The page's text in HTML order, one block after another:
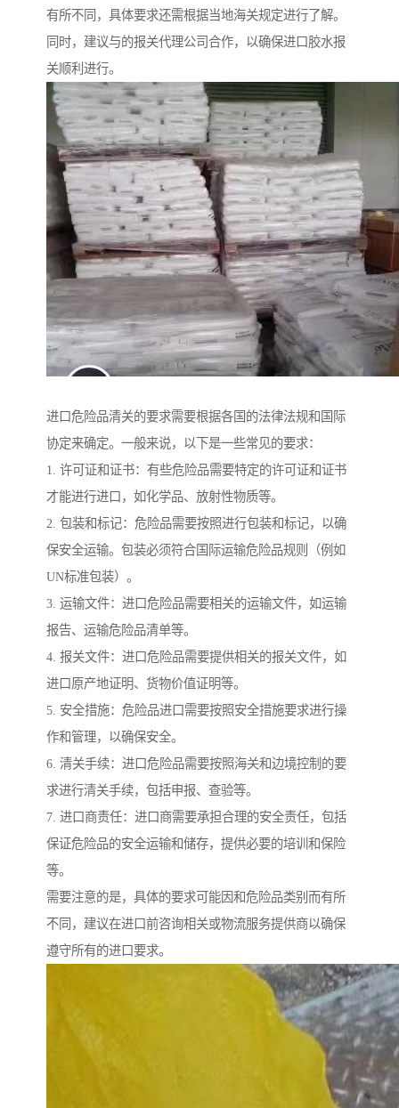
有所不同，具体要求还需根据当地海关规定进行了解。
同时，建议与的报关代理公司合作，以确保进口胶水报
关顺利进行。
进口危险品清关的要求需要根据各国的法律法规和国际
协定来确定。一般来说，以下是一些常见的要求：
1. 许可证和证书：有些危险品需要特定的许可证和证书
才能进行进口，如化学品、放射性物质等。
2. 包装和标记：危险品需要按照进行包装和标记，以确
保安全运输。包装必须符合国际运输危险品规则（例如
UN标准包装）。
3. 运输文件：进口危险品需要相关的运输文件，如运输
报告、运输危险品清单等。
4. 报关文件：进口危险品需要提供相关的报关文件，如
进口原产地证明、货物价值证明等。
5. 安全措施：危险品进口需要按照安全措施要求进行操
作和管理，以确保安全。
6. 清关手续：进口危险品需要按照海关和边境控制的要
求进行清关手续，包括申报、查验等。
7. 进口商责任：进口商需要承担合理的安全责任，包括
保证危险品的安全运输和储存，提供必要的培训和保险
等。
需要注意的是，具体的要求可能因和危险品类别而有所
不同，建议在进口前咨询相关或物流服务提供商以确保
遵守所有的进口要求。